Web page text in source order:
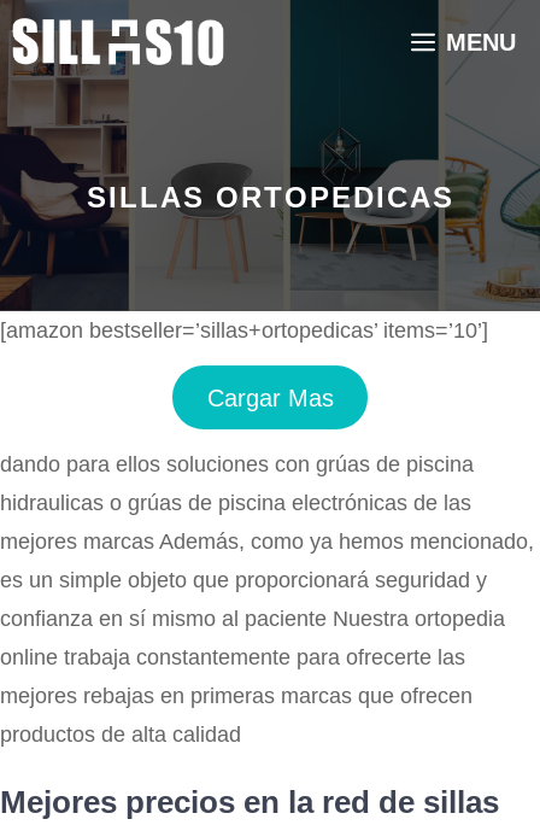
Saltar
al
contenido
MENU
SILLAS ORTOPEDICAS
[amazon bestseller=’sillas+ortopedicas’ items=’10’]
Cargar Mas
dando para ellos soluciones con grúas de piscina
hidraulicas o grúas de piscina electrónicas de las
mejores marcas Además, como ya hemos mencionado,
es un simple objeto que proporcionará seguridad y
confianza en sí mismo al paciente Nuestra ortopedia
online trabaja constantemente para ofrecerte las
mejores rebajas en primeras marcas que ofrecen
productos de alta calidad
Mejores precios en la red de sillas